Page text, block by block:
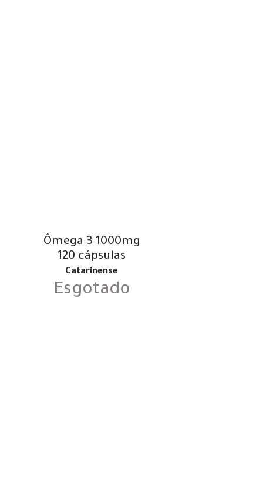
Ômega 3 1000mg
120 cápsulas
Catarinense
Esgotado